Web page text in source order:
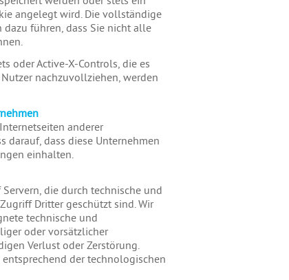
angelegt wird. Die vollständige
führen, dass Sie nicht alle
oder Active-X-Controls, die es
nachzuvollziehen, werden
anderer
darauf, dass diese Unternehmen
einhalten.
die durch technische und
Dritter geschützt sind. Wir
technische und
oder vorsätzlicher
Verlust oder Zerstörung.
der technologischen